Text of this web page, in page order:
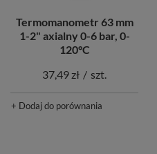
Termomanometr 63 mm
1-2" axialny 0-6 bar, 0-
120°C
37,49 zł / szt.
+ Dodaj do porównania